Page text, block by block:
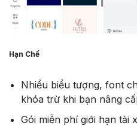
Hạn Chế
Nhiều biểu tượng, font
khóa trừ khi bạn nâng
Gói miễn phí giới hạn tải